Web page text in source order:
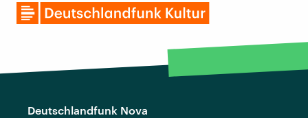
Deutschlandfunk Nova